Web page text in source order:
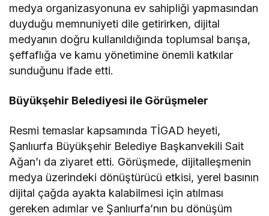
medya organizasyonuna ev sahipliği yapmasından
duyduğu memnuniyeti dile getirirken, dijital
medyanın doğru kullanıldığında toplumsal barışa,
şeffaflığa ve kamu yönetimine önemli katkılar
sunduğunu ifade etti.
Büyükşehir Belediyesi ile Görüşmeler
Resmi temaslar kapsamında TİGAD heyeti,
Şanlıurfa Büyükşehir Belediye Başkanvekili Sait
Ağan’ı da ziyaret etti. Görüşmede, dijitalleşmenin
medya üzerindeki dönüştürücü etkisi, yerel basının
dijital çağda ayakta kalabilmesi için atılması
gereken adımlar ve Şanlıurfa’nın bu dönüşüm